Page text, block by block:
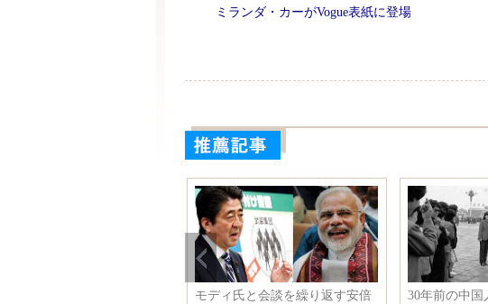
ミランダ・カーがVogue表紙に登場
30年前の中国人の旅行 1人当た
実録：米カメラマンが記